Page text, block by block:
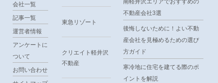
会社一覧
記事一覧
運営者情報
アンケートに
ついて
お問い合わせ
東急リゾート
クリエイト軽井沢
不動産
南軽井沢エリアでおすすめの
不動産会社3選
後悔しないために！よい不動
産会社を見極めるための選び
方ガイド
寒冷地に住宅を建てる際のポ
イントを解説